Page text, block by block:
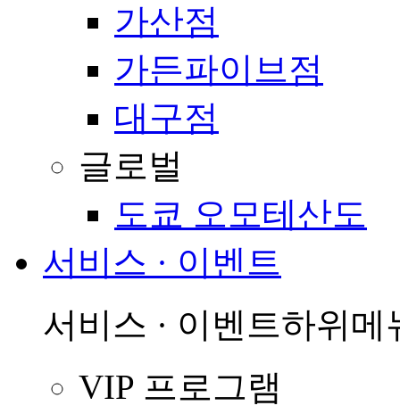
가산점
가든파이브점
대구점
글로벌
도쿄 오모테산도
서비스 · 이벤트
서비스 · 이벤트하위메
VIP 프로그램